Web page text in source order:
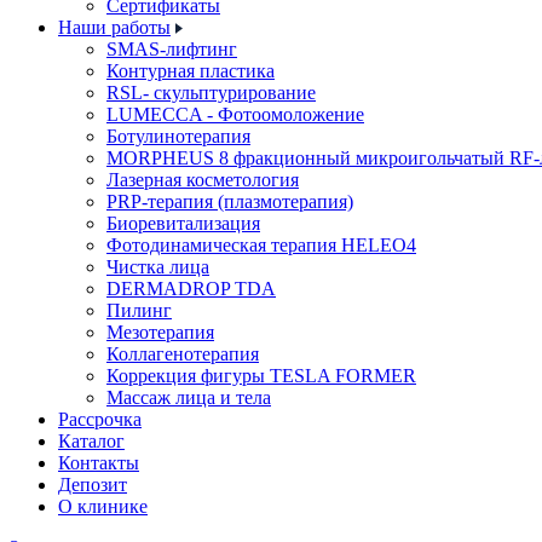
Cертификаты
Наши работы
SMAS-лифтинг
Контурная пластика
RSL- скульптурирование
LUMECCA - Фотоомоложение
Ботулинотерапия
MORPHEUS 8 фракционный микроигольчатый
Лазерная косметология
PRP-терапия (плазмотерапия)
Биоревитализация
Фотодинамическая терапия HELEO4
Чистка лица
DERMADROP TDA
Пилинг
Мезотерапия
Коллагенотерапия
Коррекция фигуры TESLA FORMER
Массаж лица и тела
Рассрочка
Каталог
Контакты
Депозит
О клинике